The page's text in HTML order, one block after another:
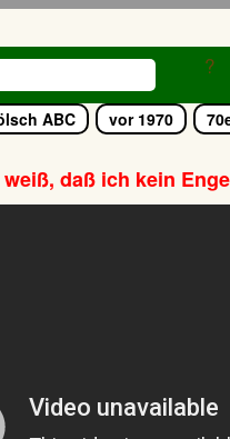
?
ABC vor 1970
weiß, daß ich kein